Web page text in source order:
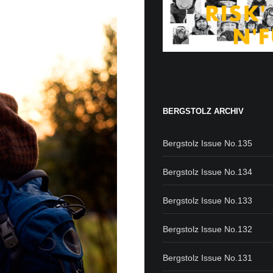
BERGSTOLZ ARCHIV
Bergstolz Issue No.135
Bergstolz Issue No.134
Bergstolz Issue No.133
Bergstolz Issue No.132
Bergstolz Issue No.131